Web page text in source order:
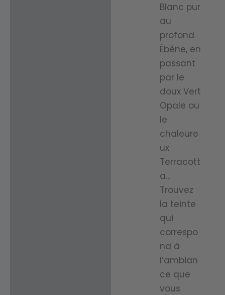
Blanc pur
au
profond
Ébène, en
passant
par le
doux Vert
Opale ou
le
chaleure
ux
Terracott
a…
Trouvez
la teinte
qui
correspo
nd à
l’ambian
ce que
vous